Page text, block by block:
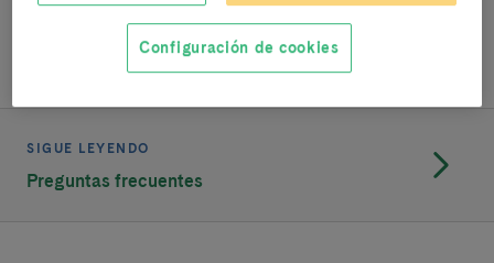
Ir al listado
SIGUE LEYENDO
Preguntas frecuentes
Configuración de cookies